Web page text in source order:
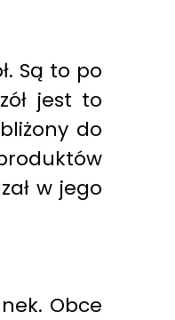
Są to po
jest to
do
w jego
Obce